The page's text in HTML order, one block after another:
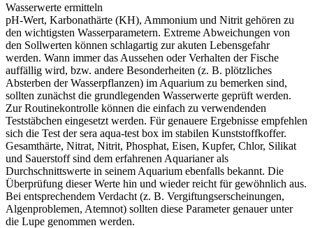
Wasserwerte ermitteln
pH-Wert, Karbonathärte (KH), Ammonium und Nitrit gehören zu
den wichtigsten Wasserparametern. Extreme Abweichungen von
den Sollwerten können schlagartig zur akuten Lebensgefahr
werden. Wann immer das Aussehen oder Verhalten der Fische
auffällig wird, bzw. andere Besonderheiten (z. B. plötzliches
Absterben der Wasserpflanzen) im Aquarium zu bemerken sind,
sollten zunächst die grundlegenden Wasserwerte geprüft werden.
Zur Routinekontrolle können die einfach zu verwendenden
Teststäbchen eingesetzt werden. Für genauere Ergebnisse empfehlen
sich die Test der sera aqua-test box im stabilen Kunststoffkoffer.
Gesamthärte, Nitrat, Nitrit, Phosphat, Eisen, Kupfer, Chlor, Silikat
und Sauerstoff sind dem erfahrenen Aquarianer als
Durchschnittswerte in seinem Aquarium ebenfalls bekannt. Die
Überprüfung dieser Werte hin und wieder reicht für gewöhnlich aus.
Bei entsprechendem Verdacht (z. B. Vergiftungserscheinungen,
Algenproblemen, Atemnot) sollten diese Parameter genauer unter
die Lupe genommen werden.